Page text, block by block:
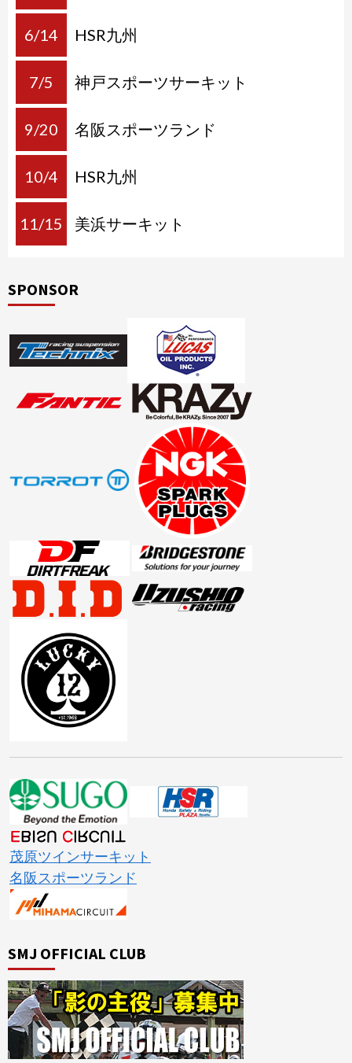
6/14 HSR九州
7/5 神戸スポーツサーキット
9/20 名阪スポーツランド
10/4 HSR九州
11/15 美浜サーキット
SPONSOR
茂原ツインサーキット
名阪スポーツランド
SMJ OFFICIAL CLUB